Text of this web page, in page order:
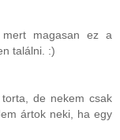
mert magasan ez a
találni. :)
de nekem csak
ártok neki, ha egy